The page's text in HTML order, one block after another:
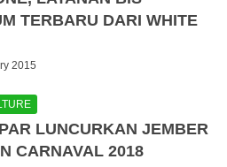
TERBARU DARI WHITE
2015
LUNCURKAN JEMBER
CARNAVAL 2018